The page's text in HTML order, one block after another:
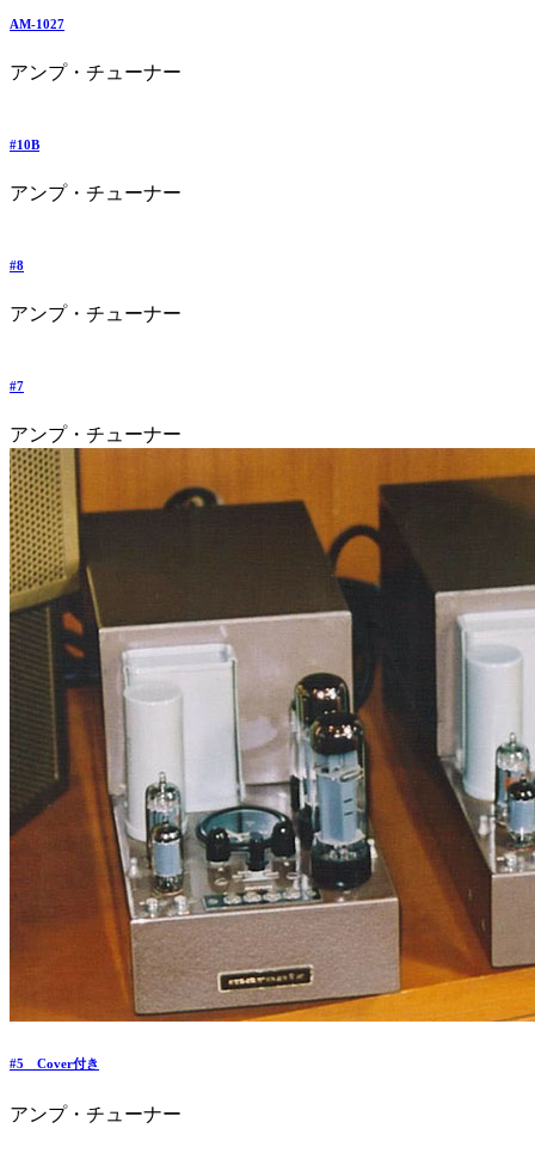
AM-1027
アンプ・チューナー
#10B
アンプ・チューナー
#8
アンプ・チューナー
#7
アンプ・チューナー
#5 Cover付き
アンプ・チューナー